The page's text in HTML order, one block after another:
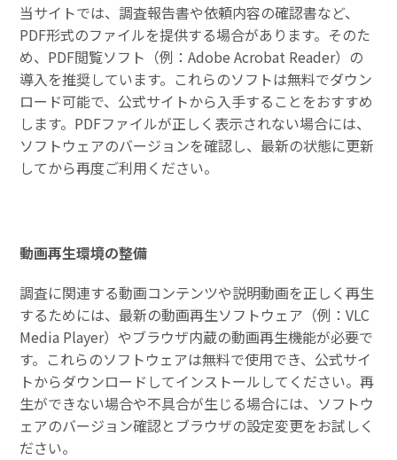
当サイトでは、調査報告書や依頼内容の確認書など、
PDF形式のファイルを提供する場合があります。そのた
め、PDF閲覧ソフト（例：Adobe Acrobat Reader）の
導入を推奨しています。これらのソフトは無料でダウン
ロード可能で、公式サイトから入手することをおすすめ
します。PDFファイルが正しく表示されない場合には、
ソフトウェアのバージョンを確認し、最新の状態に更新
してから再度ご利用ください。
動画再生環境の整備
調査に関連する動画コンテンツや説明動画を正しく再生
するためには、最新の動画再生ソフトウェア（例：VLC
Media Player）やブラウザ内蔵の動画再生機能が必要で
す。これらのソフトウェアは無料で使用でき、公式サイ
トからダウンロードしてインストールしてください。再
生ができない場合や不具合が生じる場合には、ソフトウ
ェアのバージョン確認とブラウザの設定変更をお試しく
ださい。